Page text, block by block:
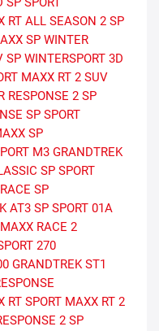
RT ALL SEASON 2 SP
SP WINTER
SP WINTERSPORT 3D
MAXX RT 2 SUV
RESPONSE 2 SP
SP SPORT
SP
M3 GRANDTREK
SP SPORT
SP
AT3 SP SPORT 01A
RACE 2
270
GRANDTREK ST1
RT SPORT MAXX RT 2
2 SP